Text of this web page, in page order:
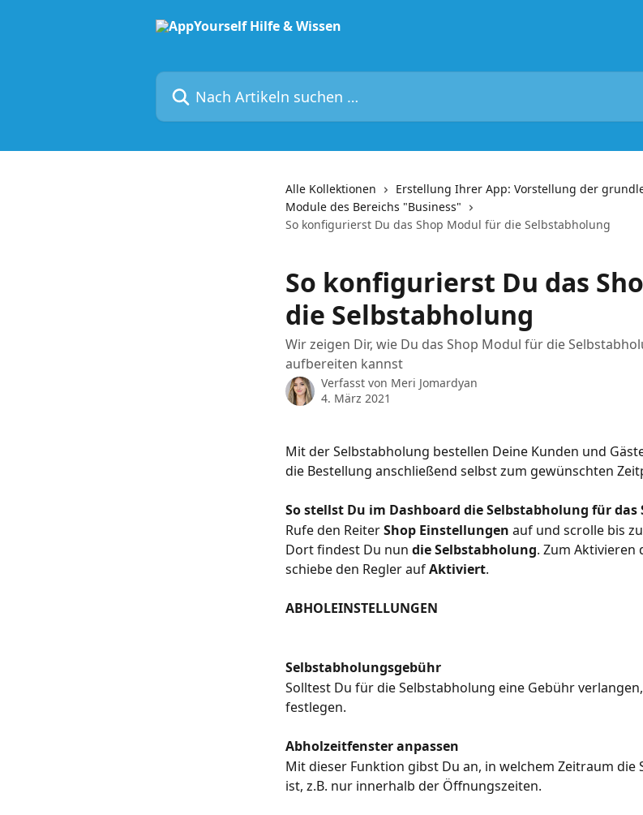
Nach Artikeln suchen …
Alle Kollektionen
Erstellung Ihrer App: Vorstellung der
Module des Bereichs "Business"
So konfigurierst Du das Shop Modul für die Selbstabholung
So konfigurierst Du das
die Selbstabholung
Wir zeigen Dir, wie Du das Shop Modul für die
aufbereiten kannst
Verfasst von Meri Jomardyan
4. März 2021
Mit der Selbstabholung bestellen Deine Kunden und
die Bestellung anschließend selbst zum gewünschten
So stellst Du im Dashboard die Selbstabholung für das
Rufe den Reiter Shop Einstellungen auf und scrolle bis
Dort findest Du nun die Selbstabholung. Zum Aktivieren
schiebe den Regler auf Aktiviert.
ABHOLEINSTELLUNGEN
Selbstabholungsgebühr
Solltest Du für die Selbstabholung eine Gebühr
festlegen.
Abholzeitfenster anpassen
Mit dieser Funktion gibst Du an, in welchem Zeitraum die
ist, z.B. nur innerhalb der Öffnungszeiten.